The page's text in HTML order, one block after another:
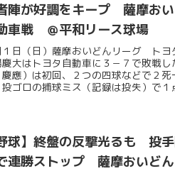
陣が好調をキープ 薩摩お
車戦 ＠平和リース球場
１日（日）薩摩おいどんリーグ ト
大はトヨタ自動車に３－７で敗戦
慶應）は初回、２つの四球などで２
投ゴロの捕球ミス（記録は投失）で１
球】終盤の反撃光るも 投
連勝ストップ 薩摩おいど